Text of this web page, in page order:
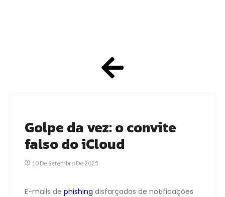
Golpe da vez: o convite
falso do iCloud
10 De Setembro De 2025
E-mails de phishing disfarçados de notificações